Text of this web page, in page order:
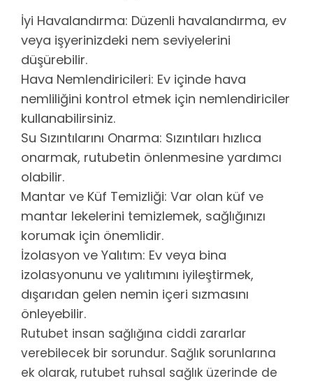
İyi Havalandırma: Düzenli havalandırma, ev
veya işyerinizdeki nem seviyelerini
düşürebilir.
Hava Nemlendiricileri: Ev içinde hava
nemliliğini kontrol etmek için nemlendiriciler
kullanabilirsiniz.
Su Sızıntılarını Onarma: Sızıntıları hızlıca
onarmak, rutubetin önlenmesine yardımcı
olabilir.
Mantar ve Küf Temizliği: Var olan küf ve
mantar lekelerini temizlemek, sağlığınızı
korumak için önemlidir.
İzolasyon ve Yalıtım: Ev veya bina
izolasyonunu ve yalıtımını iyileştirmek,
dışarıdan gelen nemin içeri sızmasını
önleyebilir.
Rutubet insan sağlığına ciddi zararlar
verebilecek bir sorundur. Sağlık sorunlarına
ek olarak, rutubet ruhsal sağlık üzerinde de